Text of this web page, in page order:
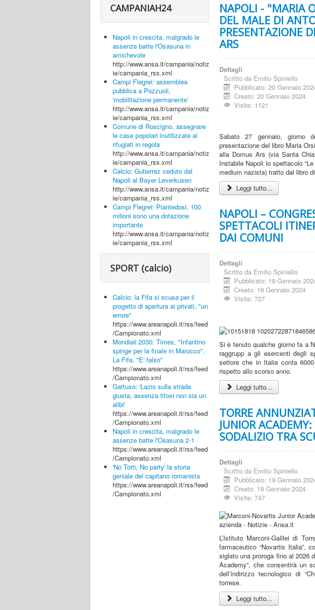
CAMPANIAH24
Napoli in crescita, malgrado le
assenze batte l'Osasuna in
amichevole
http://www.ansa.it/campania/notiz
ie/campania_rss.xml
Campi Flegrei: assemblea
pubblica a Pozzuoli,
'mobilitazione permanente'
http://www.ansa.it/campania/notiz
ie/campania_rss.xml
Comune di Roscigno, assegnare
le case popolari inutilizzate ai
rifugiati in regola
http://www.ansa.it/campania/notiz
ie/campania_rss.xml
Calcio: Gutierrez ceduto dal
Napoli al Bayer Leverkusen
http://www.ansa.it/campania/notiz
ie/campania_rss.xml
Campi Flegrei: Piantedosi, 100
milioni sono una dotazione
importante
http://www.ansa.it/campania/notiz
ie/campania_rss.xml
SPORT (calcio)
Calcio: la Fifa si scusa per il
progetto di apertura ai privati, "un
errore"
https://www.areanapoli.it/rss/feed
/Campionato.xml
Mondiali 2030: Times, "Infantino
spinge per la finale in Marocco".
La Fifa, "E' falso"
https://www.areanapoli.it/rss/feed
/Campionato.xml
Gattuso: 'Lazio sulla strada
giusta, assenza tifosi non sia un
alibi'
https://www.areanapoli.it/rss/feed
/Campionato.xml
Napoli in crescita, malgrado le
assenze batte l'Osasuna 2-1
https://www.areanapoli.it/rss/feed
/Campionato.xml
'No Totti, No party' la storia
geniale del capitano romanista
https://www.areanapoli.it/rss/feed
/Campionato.xml
NAPOLI - "MARIA
DEL MALE DI
PRESENTAZIONE
ARS
Dettagli
Scritto da Emilio Spiniello
Pubblicato: 20 Gennaio
Creato: 20 Gennaio 2024
Visite: 1121
Sabato 27 gennaio, giorno
presentazione del libro Maria
alla Domus Ars (via Santa
Instabile Napoli lo spettacolo
medium nazista) tratto dal libro
Leggi tutto...
NAPOLI –
SPETTACOLI
DAI COMUNI
Dettagli
Scritto da Emilio Spiniello
Pubblicato: 19 Gennaio
Creato: 19 Gennaio 2024
Visite: 727
Si è tenuto qualche giorno fa a
raggrupp a gli esercenti degli
settore che in Italia conta
rispetto allo scorso anno.
Leggi tutto...
TORRE
JUNIOR
SODALIZIO TRA
Dettagli
Scritto da Emilio Spiniello
Pubblicato: 19 Gennaio
Creato: 19 Gennaio 2024
Visite: 747
L’Istituto Marconi-Galilei di
farmaceutico “Novartis Italia”,
siglato una proroga fino al 2026
Academy”, che consentirà un
dell’indirizzo tecnologico di
torrese.
Leggi tutto...